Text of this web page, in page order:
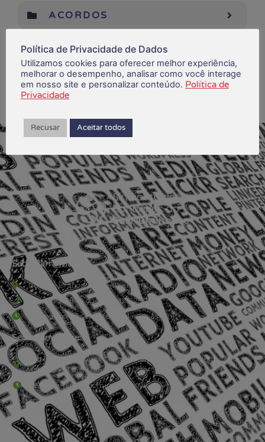
ACORDOS
PLR
Sede Barra Mansa
Rua Rio Branco, nº107 (2º andar), Centro - Cep: 27.330-030
(24) 3323-2848 ou (24) 3323-2500
De segunda à sexta-feira , das 9h às 17h.
Sede Campestre:
Estrada Governador Chagas Freitas – 3.780 – Colônia Santo
Antônio – Barra Mansa
De terça-feira a domingo, das 9h às 17h
Política de Privacidade de Dados
Utilizamos cookies para oferecer melhor experiência,
melhorar o desempenho, analisar como você interage
em nosso site e personalizar conteúdo. Política de
Privacidade
Recusar Aceitar todos